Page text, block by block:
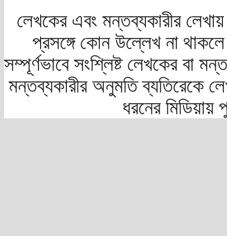
লেখকের এবং মন্তব্যকারীর
প্রসঙ্গে কোন উল্লেখ না
সম্পূর্ণভাবে সংশ্লিষ্ট লেখকের বা
মন্তব্যকারীর অনুমতি ব্যতিরেকে
ধরনের মিডিয়ায়